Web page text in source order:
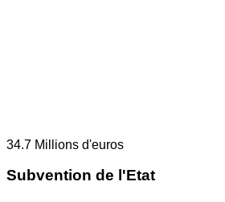
34.7 Millions d'euros
Subvention de l'Etat